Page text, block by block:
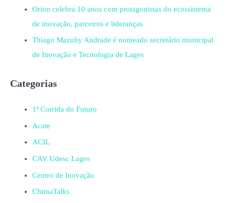
Orion celebra 10 anos com protagonistas do ecossistema
de inovação, parceiros e lideranças
Thiago Mazuhy Andrade é nomeado secretário municipal
de Inovação e Tecnologia de Lages
Categorias
1ª Corrida do Futuro
Acate
ACIL
CAV Udesc Lages
Centro de Inovação
ChimaTalks